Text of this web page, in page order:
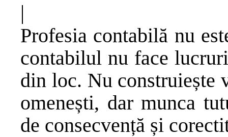
|
Profesia contabilă nu
contabilul nu face
din loc. Nu construiește
omenești, dar munca
de consecvență și